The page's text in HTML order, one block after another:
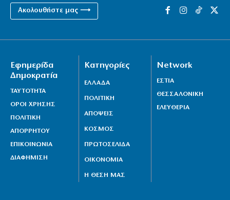
Ακολουθήστε μας ⟶
Εφημερίδα
Δημοκρατία
ΤΑΥΤΟΤΗΤΑ
ΟΡΟΙ ΧΡΗΣΗΣ
ΠΟΛΙΤΙΚΗ
ΑΠΟΡΡΗΤΟΥ
ΕΠΙΚΟΙΝΩΝΙΑ
ΔΙΑΦΗΜΙΣΗ
Κατηγορίες
ΕΛΛΑΔΑ
ΠΟΛΙΤΙΚΗ
ΑΠΟΨΕΙΣ
ΚΟΣΜΟΣ
ΠΡΩΤΟΣΕΛΙΔΑ
ΟΙΚΟΝΟΜΙΑ
Η ΘΕΣΗ ΜΑΣ
Network
ΕΣΤΙΑ
ΘΕΣΣΑΛΟΝΙΚΗ
ΕΛΕΥΘΕΡΙΑ